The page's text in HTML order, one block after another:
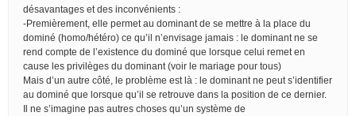
désavantages et des inconvénients :
-Premièrement, elle permet au dominant de se mettre à la place du
dominé (homo/hétéro) ce qu’il n’envisage jamais : le dominant ne se
rend compte de l’existence du dominé que lorsque celui remet en
cause les privilèges du dominant (voir le mariage pour tous)
Mais d’un autre côté, le problème est là : le dominant ne peut s’identifier
au dominé que lorsque qu’il se retrouve dans la position de ce dernier.
Il ne s’imagine pas autres choses qu’un système de